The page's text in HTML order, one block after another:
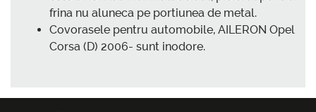
frina nu aluneca pe portiunea de metal.
Covorasele pentru automobile, AILERON Opel
Corsa (D) 2006- sunt inodore.